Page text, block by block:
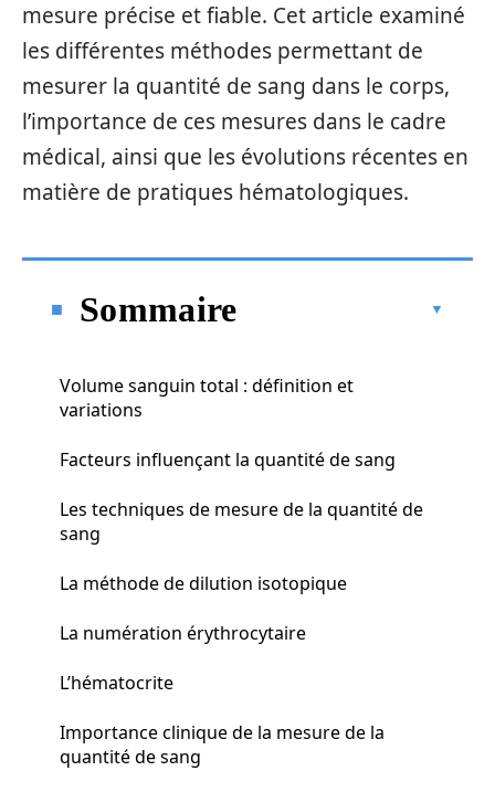
mesure précise et fiable. Cet article examiné
les différentes méthodes permettant de
mesurer la quantité de sang dans le corps,
l’importance de ces mesures dans le cadre
médical, ainsi que les évolutions récentes en
matière de pratiques hématologiques.
Sommaire
Volume sanguin total : définition et
variations
Facteurs influençant la quantité de sang
Les techniques de mesure de la quantité de
sang
La méthode de dilution isotopique
La numération érythrocytaire
L’hématocrite
Importance clinique de la mesure de la
quantité de sang